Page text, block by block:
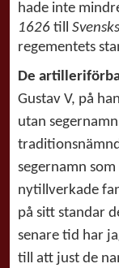
hade inte
1626 till
regementets
De
Gustav V, på
utan
segernamn
nytillverkade
på sitt standar
senare tid har
till att just de